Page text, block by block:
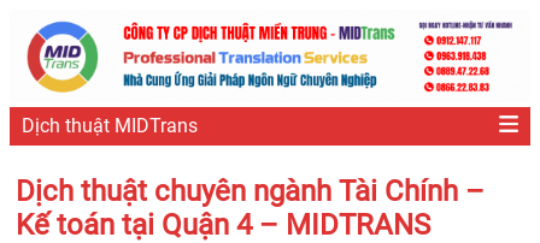
Dịch thuật MIDTrans
Dịch thuật chuyên ngành Tài Chính –
Kế toán tại Quận 4 – MIDTRANS